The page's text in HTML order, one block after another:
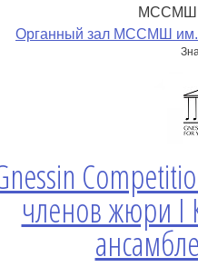
МССМШ
Органный зал МССМШ им.
членов жюри I